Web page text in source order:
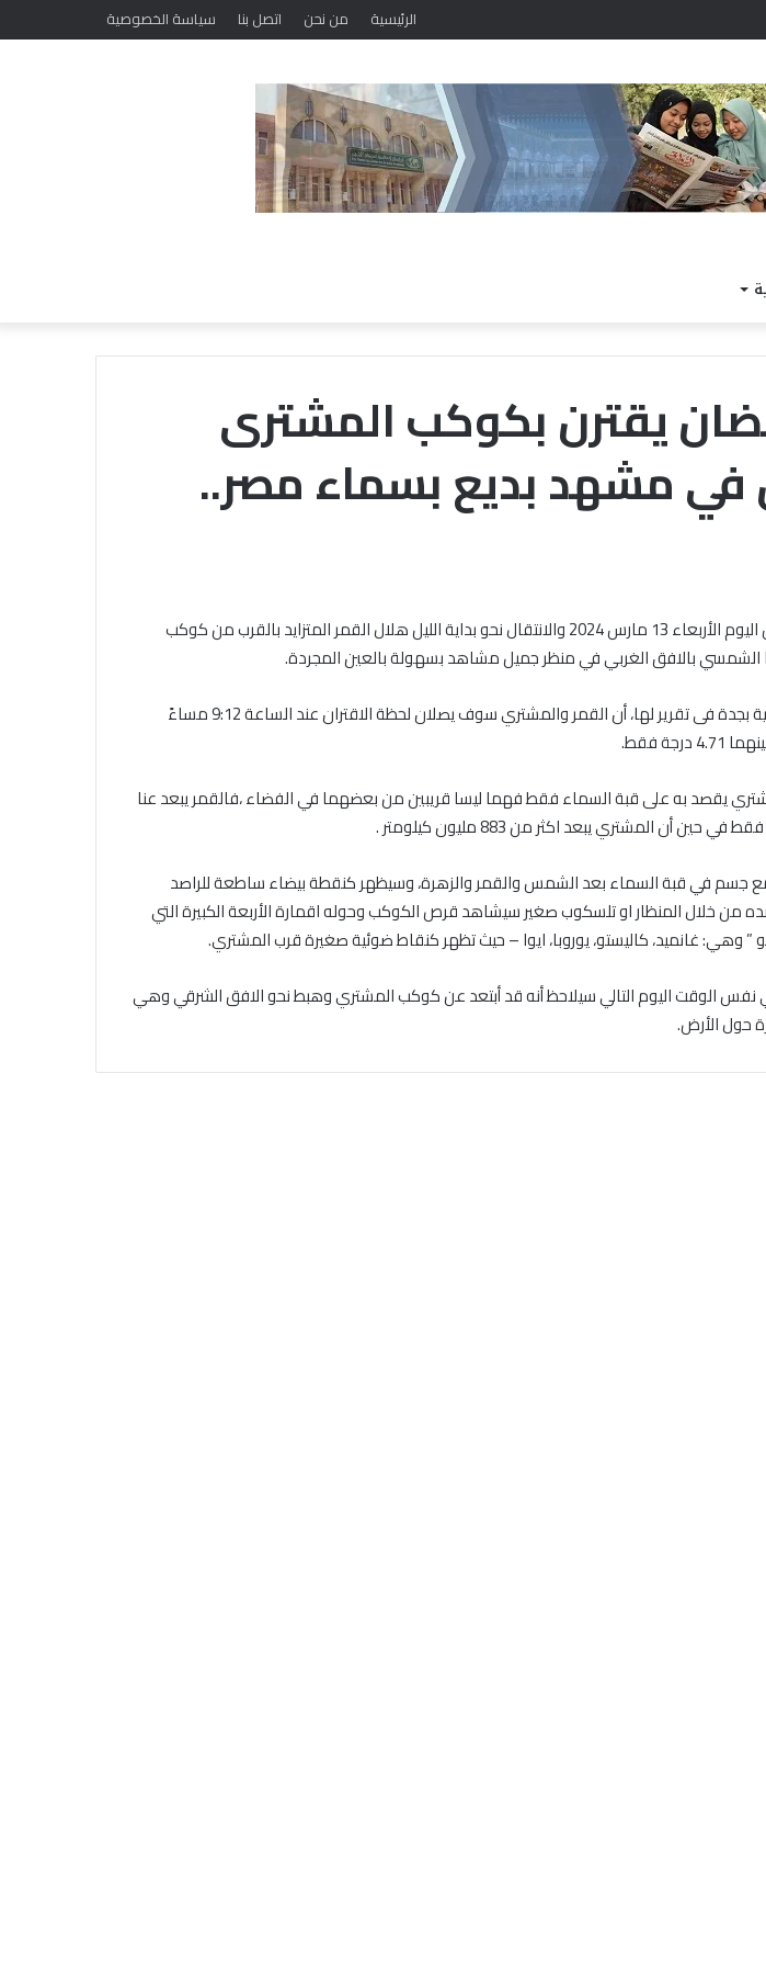
والإعدادية بمنطقة القاهرة الرئيسية من نحن اتصل بنا سياسة الخصوصية
يقترن بكوكب المشترى
في مشهد بديع بسماء مصر..
يرصد بعد غروب الشمس اليوم الأربعاء 13 مارس 2024 والانتقال نحو بداية الليل هلال القمر المتزايد بالقرب من كوكب
الشمسي بالافق الغربي في منظر جميل مشاهد بسهولة بالعين المجردة.
وكشفت الجمعية الفلكية بجدة فى تقرير لها، أن القمر والمشتري سوف يصلان لحظة الاقتران عند الساعة 9:12 مساءً
فقط.
يقصد به على قبة السماء فقط فهما ليسا قريبين من بعضهما في الفضاء ،فالقمر يبعد عنا
جسم في قبة السماء بعد الشمس والقمر والزهرة، وسيظهر كنقطة بيضاء ساطعة للراصد
من خلال المنظار او تلسكوب صغير سيشاهد قرص الكوكب وحوله اقمارة الأربعة الكبيرة التي
” وهي: غانميد، كاليستو، يوروبا، ايوا – حيث تظهر كنقاط ضوئية صغيرة قرب المشتري.
نفس الوقت اليوم التالي سيلاحظ أنه قد أبتعد عن كوكب المشتري وهبط نحو الافق الشرقي وهي
حول الأرض.
فعاليات
«خريجي
الأزهر»
ببني
يطلق
برنامجًا
السلوك
وتصحيح
المفاهيم
فلا تهلكها».. «خريجي الأزهر» ببني
سويف يطلق برنامجًا لتعديل
السلوك وتصحيح المفاهيم
«زاد
من
4226
طنًا
المساعدات
قطاع
غزة
بأكثر من 4226 طنًا من المساعدات
الإنسانية إلى قطاع غزة